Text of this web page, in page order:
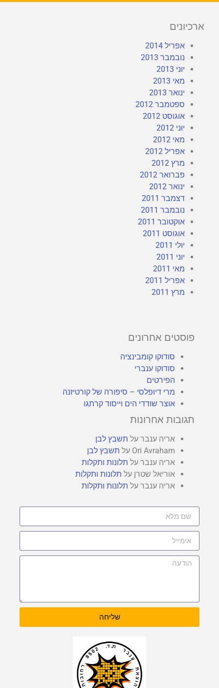
ארכיונים
אפריל 2014
נובמבר 2013
יוני 2013
מאי 2013
ינואר 2013
ספטמבר 2012
אוגוסט 2012
יוני 2012
מאי 2012
אפריל 2012
מרץ 2012
פברואר 2012
ינואר 2012
דצמבר 2011
נובמבר 2011
אוקטובר 2011
אוגוסט 2011
יולי 2011
יוני 2011
מאי 2011
אפריל 2011
מרץ 2011
פוסטים אחרונים
סודוקו קומבינציה
סודוקו ענברי
הפירטים
מרי דיופלסי – סיפורה של קורטיזנה
אוצר שודדי הים וייסוד קרתגו
תגובות אחרונות
אריה ענבר על תשבץ לבן
Ori Avraham על תשבץ לבן
אריה ענבר על תלונות ותקלות
אוריאל שטרן על תלונות ותקלות
אריה ענבר על תלונות ותקלות
שליחה